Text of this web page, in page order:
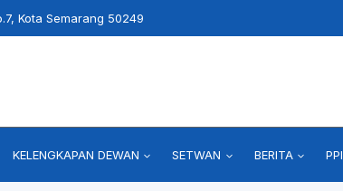
Kota Semarang 50249
KELENGKAPAN DEWAN SETWAN BERITA